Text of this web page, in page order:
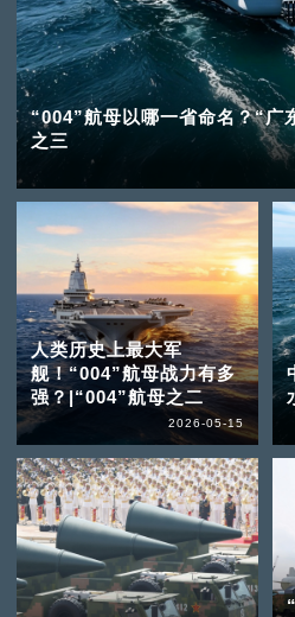
“004”航母以哪一省命名？“广
之三
人类历史上最大军
舰！“004”航母战力有多
强？|“004”航母之二
2026-05-15